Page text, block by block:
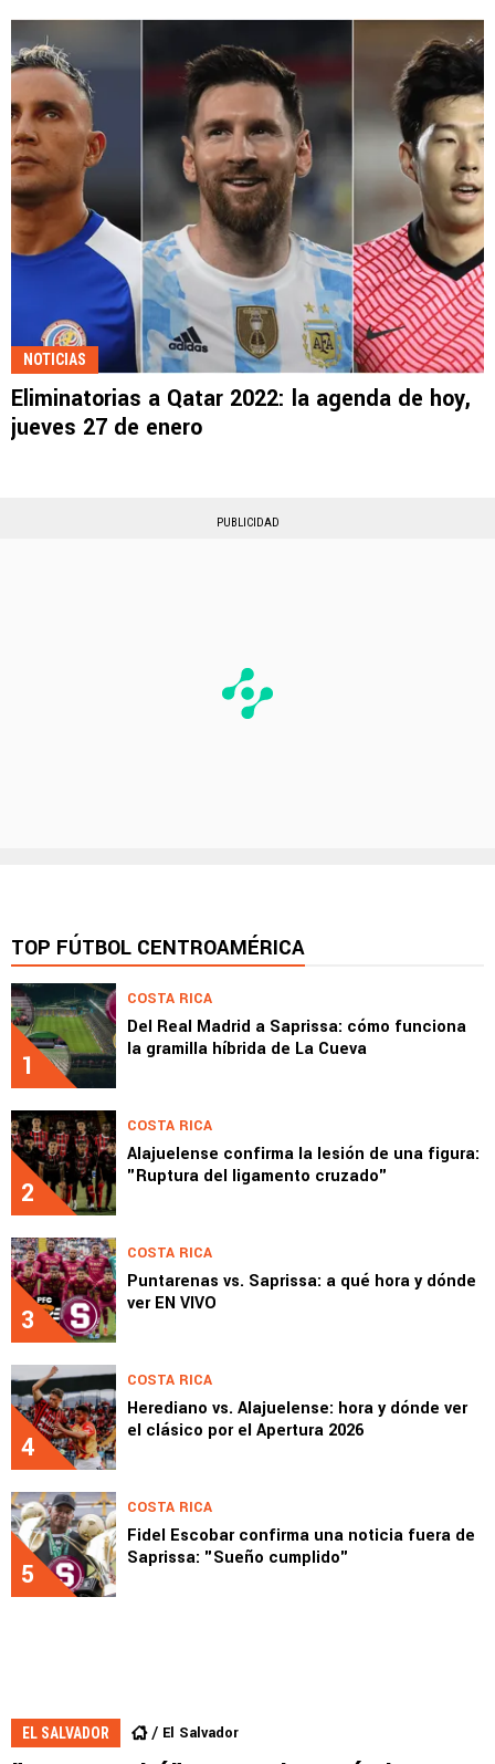
NOTICIAS
Eliminatorias a Qatar 2022: la agenda de hoy,
jueves 27 de enero
PUBLICIDAD
TOP FÚTBOL CENTROAMÉRICA
1
COSTA RICA
Del Real Madrid a Saprissa: cómo funciona
la gramilla híbrida de La Cueva
2
COSTA RICA
Alajuelense confirma la lesión de una figura:
"Ruptura del ligamento cruzado"
3
COSTA RICA
Puntarenas vs. Saprissa: a qué hora y dónde
ver EN VIVO
4
COSTA RICA
Herediano vs. Alajuelense: hora y dónde ver
el clásico por el Apertura 2026
5
COSTA RICA
Fidel Escobar confirma una noticia fuera de
Saprissa: "Sueño cumplido"
EL SALVADOR El Salvador